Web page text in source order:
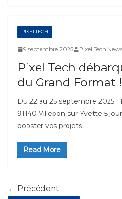
PIXELTECH
9 septembre 2025 Pixel Tech News
Pixel Tech
du Grand Format !
Du 22 au 26 septembre 2025 :
91140 Villebon-sur-Yvette 5
booster vos projets
Read More
← Précédent